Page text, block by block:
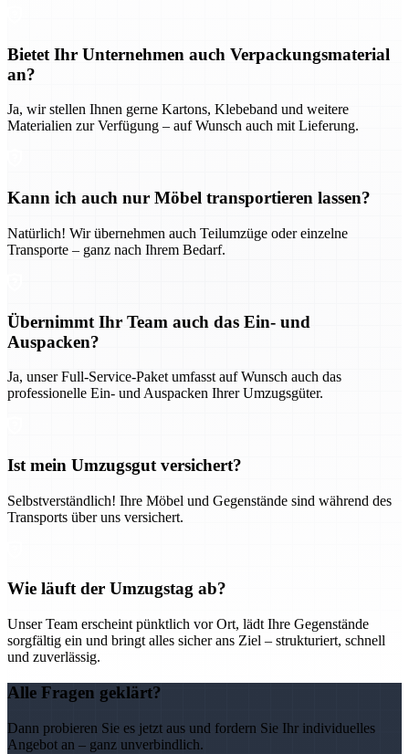
Bietet Ihr Unternehmen auch Verpackungsmaterial
an?
Ja, wir stellen Ihnen gerne Kartons, Klebeband und weitere
Materialien zur Verfügung – auf Wunsch auch mit Lieferung.
Kann ich auch nur Möbel transportieren lassen?
Natürlich! Wir übernehmen auch Teilumzüge oder einzelne
Transporte – ganz nach Ihrem Bedarf.
Übernimmt Ihr Team auch das Ein- und
Auspacken?
Ja, unser Full-Service-Paket umfasst auf Wunsch auch das
professionelle Ein- und Auspacken Ihrer Umzugsgüter.
Ist mein Umzugsgut versichert?
Selbstverständlich! Ihre Möbel und Gegenstände sind während des
Transports über uns versichert.
Wie läuft der Umzugstag ab?
Unser Team erscheint pünktlich vor Ort, lädt Ihre Gegenstände
sorgfältig ein und bringt alles sicher ans Ziel – strukturiert, schnell
und zuverlässig.
Alle Fragen geklärt?
Dann probieren Sie es jetzt aus und fordern Sie Ihr individuelles
Angebot an – ganz unverbindlich.